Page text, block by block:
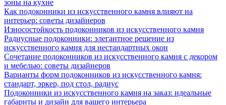
зоны на кухне
Как подоконники из искусственного камня влияют на
интерьер: советы дизайнеров
Износостойкость подоконников из искусственного камня
Радиусные подоконники: элегантное решение из
искусственного камня для нестандартных окон
Сочетание подоконников из искусственного камня с декором
и мебелью: советы дизайнеров
Варианты форм подоконников из искусственного камня:
стандарт, эркер, под стол, радиус
Подоконники из искусственного камня на заказ: идеальные
габариты и дизайн для вашего интерьера